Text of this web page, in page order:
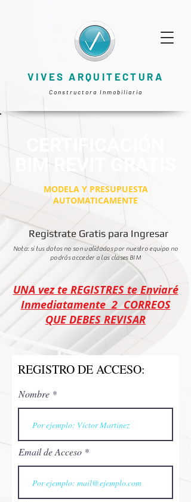
VIVES ARQUITECTURA
Constructora Inmobiliaria
CERTIFICACIÓN
BIM REVIT GRATIS
MODELA Y PRESUPUESTA
AUTOMATICAMENTE
Registrate Gratis para Ingresar
Nota: si tus datos no son validados por nuestro equipo no
podrás acceder a las clases BIM
UNA vez te REGISTRES te Enviaré
Inmediatamente 2 CORREOS
QUE DEBES REVISAR
REGISTRO DE ACCESO:
Nombre
Email de Acceso